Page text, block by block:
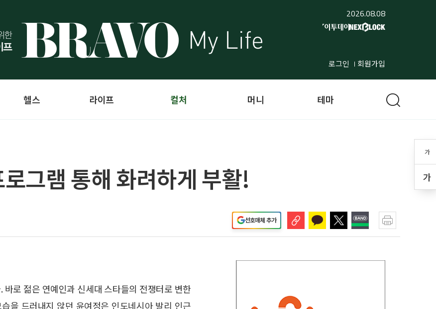
2026.08.08
로그인 회원가입
가
가
헬스 라이프 컬처 머니 테마
그램 통해 화려하게 부활!
선호매체 추가
로 젊은 연예인과 신세대 스타들의 전쟁터로 변한
을 드러내지 않던 윤여정은 인도네시아 발리 인근